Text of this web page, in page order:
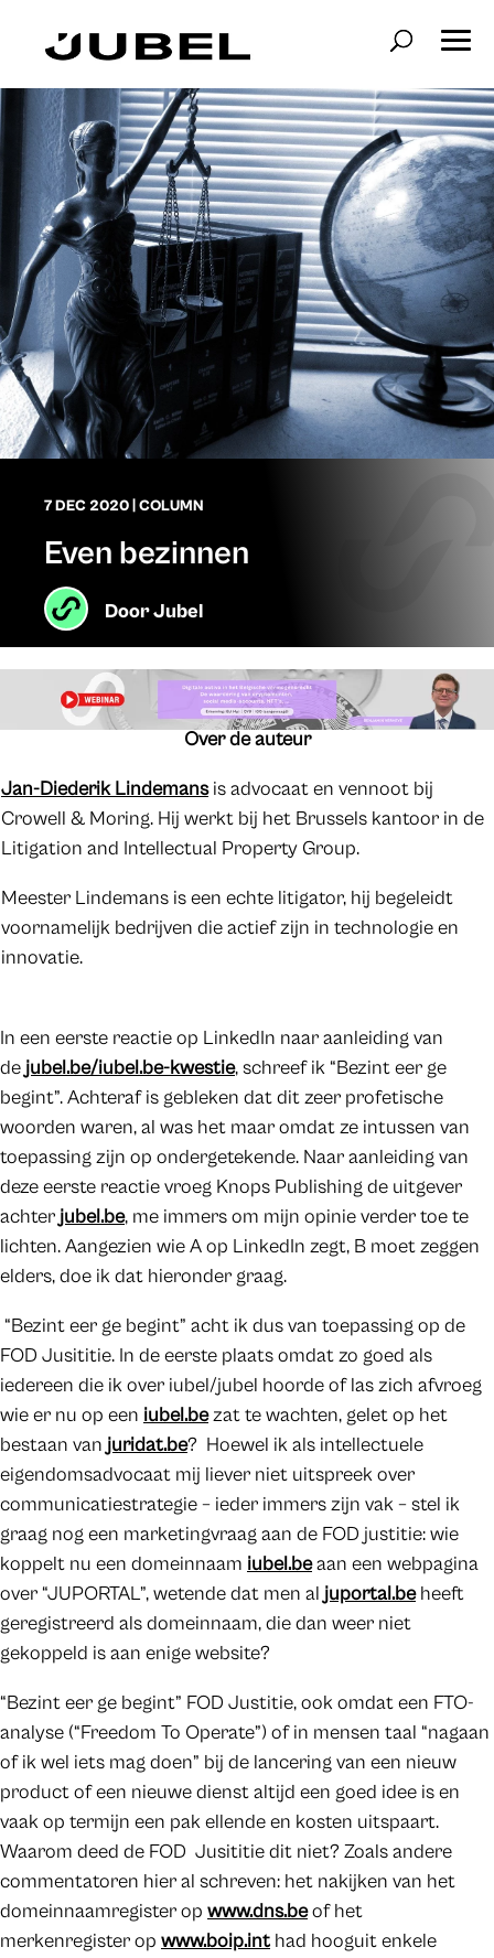
7 DEC 2020 COLUMN
Even bezinnen
DoorJubel
Over de auteur
Jan-Diederik Lindemansis advocaat en vennoot bij
Crowell & Moring. Hij werkt bij het Brussels kantoor in de
Litigation and Intellectual Property Group.
Meester Lindemans is een echte litigator, hij begeleidt
voornamelijk bedrijven die actief zijn in technologie en
innovatie.
In een eerste reactie op LinkedIn naar aanleiding van
dejubel.be/iubel.be-kwestie, schreef ik “Bezint eer ge
begint”. Achteraf is gebleken dat dit zeer profetische
woorden waren, al was het maar omdat ze intussen van
toepassing zijn op ondergetekende. Naar aanleiding van
deze eerste reactie vroeg Knops Publishing de uitgever
achterjubel.be, me immers om mijn opinie verder toe te
lichten. Aangezien wie A op LinkedIn zegt, B moet zeggen
elders, doe ik dat hieronder graag.
“Bezint eer ge begint” acht ik dus van toepassing op de
FOD Jusititie. In de eerste plaats omdat zo goed als
iedereen die ik over iubel/jubel hoorde of las zich afvroeg
wie er nu op een iubel.bezat te wachten, gelet op het
bestaan vanjuridat.be? Hoewel ik als intellectuele
eigendomsadvocaat mij liever niet uitspreek over
communicatiestrategie – ieder immers zijn vak – stel ik
graag nog een marketingvraag aan de FOD justitie: wie
koppelt nu een domeinnaam iubel.beaan een webpagina
over “JUPORTAL”, wetende dat men aljuportal.beheeft
geregistreerd als domeinnaam, die dan weer niet
gekoppeld is aan enige website?
“Bezint eer ge begint” FOD Justitie, ook omdat een FTO-
analyse (“Freedom To Operate”) of in mensen taal “nagaan
of ik wel iets mag doen” bij de lancering van een nieuw
product of een nieuwe dienst altijd een goed idee is en
vaak op termijn een pak ellende en kosten uitspaart.
Waarom deed de FOD Jusititie dit niet? Zoals andere
commentatoren hier al schreven: het nakijken van het
domeinnaamregister op www.dns.beof het
merkenregister op www.boip.int had hooguit enkele